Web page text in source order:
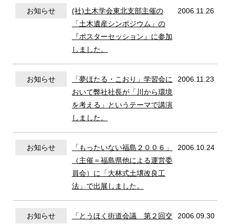
CONTACT
お知らせ
(社)土木学会東北支部主催の
「土木遺産シンポジウム」の
『ポスターセッション』に参加
しました。
2006.11.26
お知らせ
「夢ほたる・こおり」学習会に
おいて弊社社長が「川から環境
を考える」というテーマで講演
しました。
2006.11.23
お知らせ
「もったいない福島２００６」
（主催＝福島県他による運営委
員会）に「大林式土壌改良工
法」で出展しました。
2006.10.24
お知らせ
「とうほく街道会議 第２回交
2006.09.30